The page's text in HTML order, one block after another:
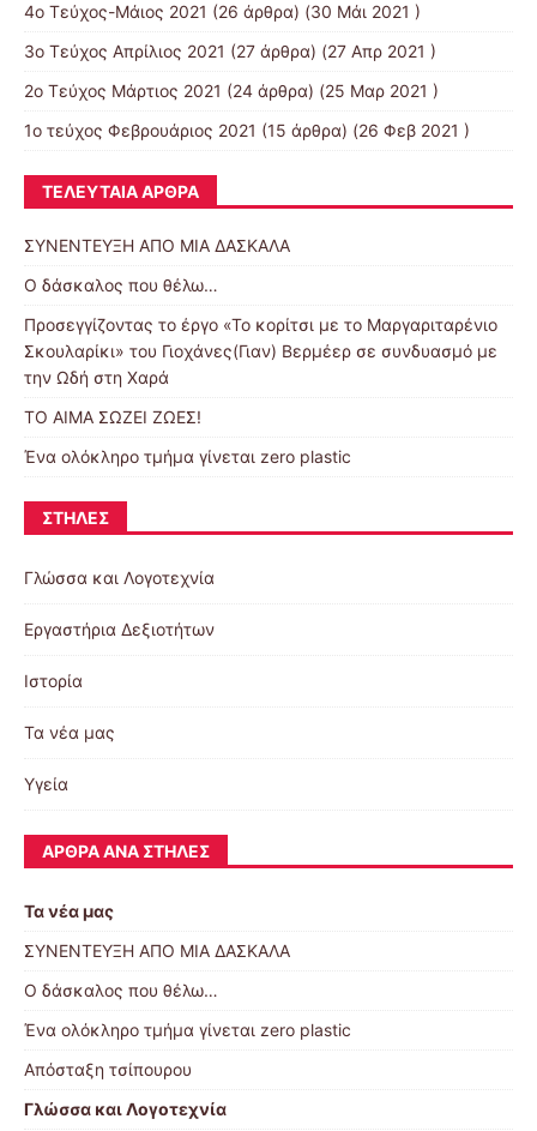
4o Tεύχος-Μάιος 2021 (26 άρθρα) (30 Μάι 2021 )
3ο Τεύχος Απρίλιος 2021 (27 άρθρα) (27 Απρ 2021 )
2o Tεύχος Μάρτιος 2021 (24 άρθρα) (25 Μαρ 2021 )
1ο τεύχος Φεβρουάριος 2021 (15 άρθρα) (26 Φεβ 2021 )
ΤΕΛΕΥΤΑΊΑ ΆΡΘΡΑ
ΣΥΝΕΝΤΕΥΞΗ ΑΠΟ ΜΙΑ ΔΑΣΚΑΛΑ
Ο δάσκαλος που θέλω…
Προσεγγίζοντας το έργο «Το κορίτσι με το Μαργαριταρένιο
Σκουλαρίκι» του Γιοχάνες(Γιαν) Βερμέερ σε συνδυασμό με
την Ωδή στη Χαρά
ΤΟ ΑΙΜΑ ΣΩΖΕΙ ΖΩΕΣ!
Ένα ολόκληρο τμήμα γίνεται zero plastic
ΣΤΉΛΕΣ
Γλώσσα και Λογοτεχνία
Εργαστήρια Δεξιοτήτων
Ιστορία
Τα νέα μας
Υγεία
ΆΡΘΡΑ ΑΝΆ ΣΤΉΛΕΣ
Τα νέα μας
ΣΥΝΕΝΤΕΥΞΗ ΑΠΟ ΜΙΑ ΔΑΣΚΑΛΑ
Ο δάσκαλος που θέλω…
Ένα ολόκληρο τμήμα γίνεται zero plastic
Απόσταξη τσίπουρου
Γλώσσα και Λογοτεχνία